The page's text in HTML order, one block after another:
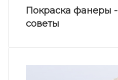
Покраска фанеры
советы